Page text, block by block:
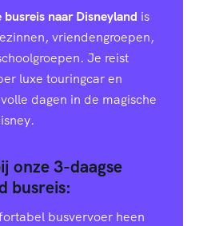
busreis naar Disneyland is
vriendengroepen,
Je reist
luxe touringcar en
dagen in de magische
onze 3-daagse
busreis:
busvervoer heen